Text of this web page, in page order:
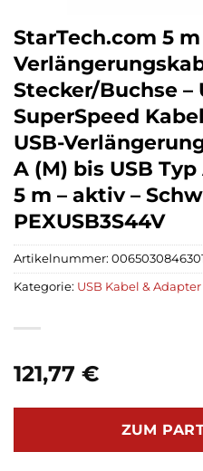
StarTech.com 5
Stecker/Buchse –
SuperSpeed
USB-
A (M) bis USB Typ
5 m – aktiv –
PEXUSB3S44V
121,77 €
ZUM
Artikelnummer:
Kategorie: USB Kabel & Adapter